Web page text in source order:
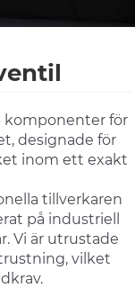
komponenter för
designade för
inom ett exakt
tillverkaren
på industriell
Vi är utrustade
vilket